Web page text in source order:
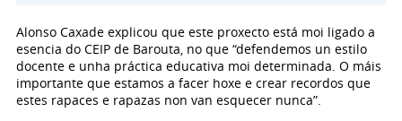
Alonso Caxade explicou que este proxecto está moi ligado a
esencia do CEIP de Barouta, no que “defendemos un estilo
docente e unha práctica educativa moi determinada. O máis
importante que estamos a facer hoxe e crear recordos que
estes rapaces e rapazas non van esquecer nunca”.